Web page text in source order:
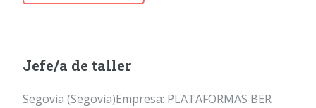
Jefe/a de taller
Segovia (Segovia)Empresa: PLATAFORMAS BER